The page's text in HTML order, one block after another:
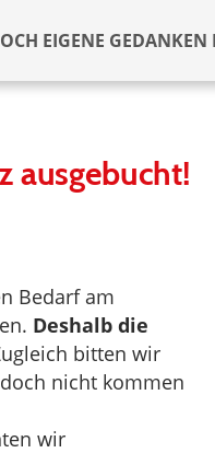
EIGENE GEDANKEN
ausgebucht!
Bedarf am
Deshalb die
bitten wir
nicht kommen
wir